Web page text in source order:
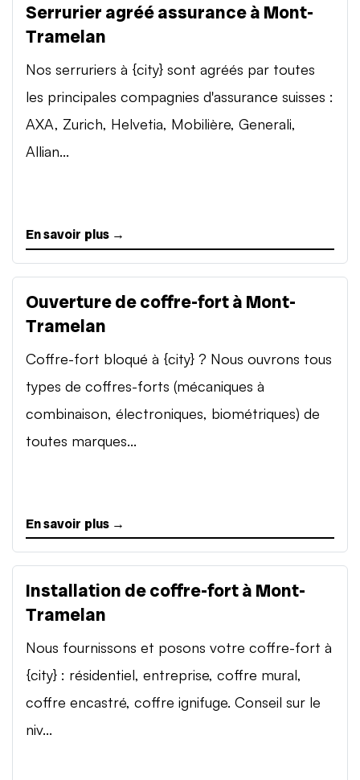
Serrurier agréé assurance à Mont-
Tramelan
Nos serruriers à {city} sont agréés par toutes
les principales compagnies d'assurance suisses :
AXA, Zurich, Helvetia, Mobilière, Generali,
Allian...
En savoir plus →
Ouverture de coffre-fort à Mont-
Tramelan
Coffre-fort bloqué à {city} ? Nous ouvrons tous
types de coffres-forts (mécaniques à
combinaison, électroniques, biométriques) de
toutes marques...
En savoir plus →
Installation de coffre-fort à Mont-
Tramelan
Nous fournissons et posons votre coffre-fort à
{city} : résidentiel, entreprise, coffre mural,
coffre encastré, coffre ignifuge. Conseil sur le
niv...